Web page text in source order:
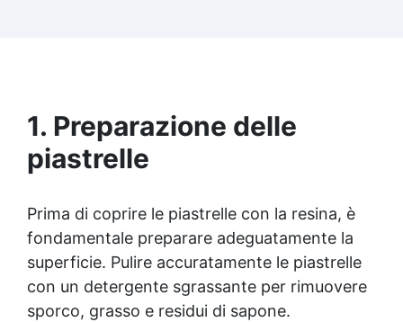
1. Preparazione delle
piastrelle
Prima di coprire le piastrelle con la resina, è
fondamentale preparare adeguatamente la
superficie. Pulire accuratamente le piastrelle
con un detergente sgrassante per rimuovere
sporco, grasso e residui di sapone.